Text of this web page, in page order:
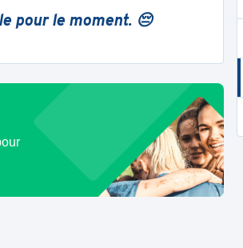
pour le moment. 😔